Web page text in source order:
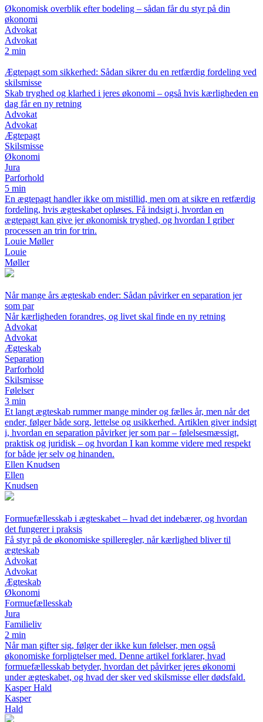
Økonomisk overblik efter bodeling – sådan får du styr på din
økonomi
Advokat
Advokat
2 min
Ægtepagt som sikkerhed: Sådan sikrer du en retfærdig fordeling ved
skilsmisse
Skab tryghed og klarhed i jeres økonomi – også hvis kærligheden en
dag får en ny retning
Advokat
Advokat
Ægtepagt
Skilsmisse
Økonomi
Jura
Parforhold
5 min
En ægtepagt handler ikke om mistillid, men om at sikre en retfærdig
fordeling, hvis ægteskabet opløses. Få indsigt i, hvordan en
ægtepagt kan give jer økonomisk tryghed, og hvordan I griber
processen an trin for trin.
Louie Møller
Louie
Møller
Når mange års ægteskab ender: Sådan påvirker en separation jer
som par
Når kærligheden forandres, og livet skal finde en ny retning
Advokat
Advokat
Ægteskab
Separation
Parforhold
Skilsmisse
Følelser
3 min
Et langt ægteskab rummer mange minder og fælles år, men når det
ender, følger både sorg, lettelse og usikkerhed. Artiklen giver indsigt
i, hvordan en separation påvirker jer som par – følelsesmæssigt,
praktisk og juridisk – og hvordan I kan komme videre med respekt
for både jer selv og hinanden.
Ellen Knudsen
Ellen
Knudsen
Formuefællesskab i ægteskabet – hvad det indebærer, og hvordan
det fungerer i praksis
Få styr på de økonomiske spilleregler, når kærlighed bliver til
ægteskab
Advokat
Advokat
Ægteskab
Økonomi
Formuefællesskab
Jura
Familieliv
2 min
Når man gifter sig, følger der ikke kun følelser, men også
økonomiske forpligtelser med. Denne artikel forklarer, hvad
formuefællesskab betyder, hvordan det påvirker jeres økonomi
under ægteskabet, og hvad der sker ved skilsmisse eller dødsfald.
Kasper Hald
Kasper
Hald